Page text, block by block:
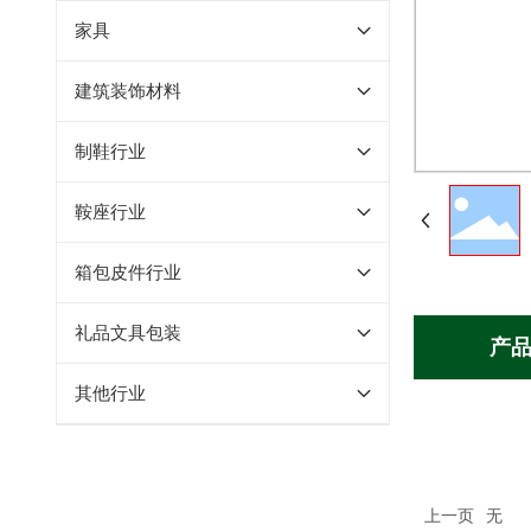
家具
建筑装饰材料
制鞋行业
鞍座行业
箱包皮件行业
礼品文具包装
其他行业
产
上一页 无